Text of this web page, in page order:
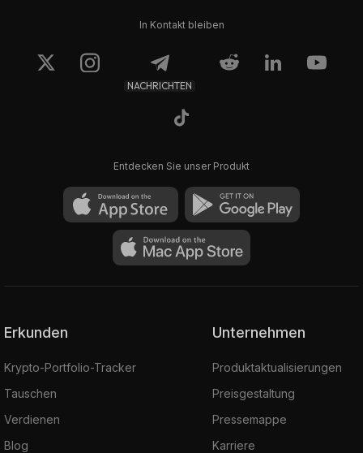
In Kontakt bleiben
NACHRICHTEN
Entdecken Sie unser Produkt
Erkunden
Krypto-Portfolio-Tracker
Tauschen
Verdienen
Blog
Unternehmen
Produktaktualisierungen
Preisgestaltung
Pressemappe
Karriere